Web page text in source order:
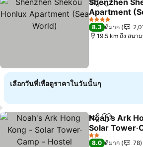
แชร์ เพิ่มในรา
Shenzhen
Apartment
ดูราคา
4 ดาว
8.3 ดีมาก
19.5 km ถึง สนา
เลือกวันที่เพื่อดูราคาในวันนั้นๆ
แชร์ เพิ่มในรา
Noah's Ark
Solar
Hostel
ดูราคา
2 ดาว
8.0 ดีมาก
78